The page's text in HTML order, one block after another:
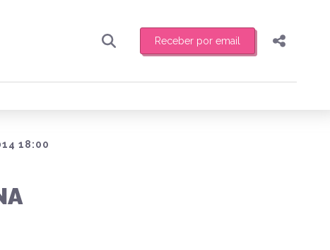
Receber por email
toda sexta-feira de manhã o resumo
Compartilhar
18:00